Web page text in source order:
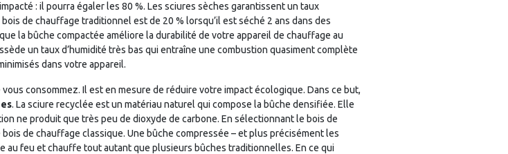
: il pourra égaler les 80 %. Les sciures sèches garantissent un taux
de chauffage traditionnel est de 20 % lorsqu’il est séché 2 ans dans des
la bûche compactée améliore la durabilité de votre appareil de chauffage au
un taux d’humidité très bas qui entraîne une combustion quasiment complète
dans votre appareil.
consommez. Il est en mesure de réduire votre impact écologique. Dans ce but,
. La sciure recyclée est un matériau naturel qui compose la bûche densifiée. Elle
ne produit que très peu de dioxyde de carbone. En sélectionnant le bois de
de chauffage classique. Une bûche compressée – et plus précisément les
au feu et chauffe tout autant que plusieurs bûches traditionnelles. En ce qui